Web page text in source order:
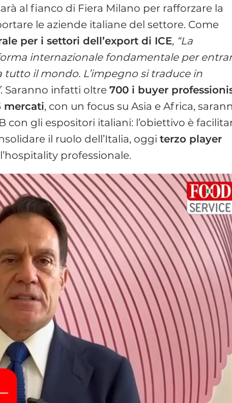
al fianco di Fiera Milano per rafforzare la
le aziende italiane del settore. Come
per i settori dell’export di ICE, “La
internazionale fondamentale per
il mondo. L’impegno si traduce in
. Saranno infatti oltre700 i buyer
mercati, con un focus su Asia e Africa,
gli espositori italiani: l’obiettivo è
il ruolo dell’Italia, oggiterzo player
professionale.